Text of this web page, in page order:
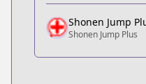
https://
Shonen Jump Plus
Shonen Jump Plus
https://
Shonen Jump
Shonen Jump Plus